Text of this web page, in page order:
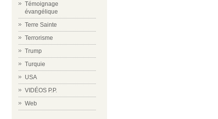
Témoignage
évangélique
Terre Sainte
Terrorisme
Trump
Turquie
USA
VIDÉOS P.P.
Web